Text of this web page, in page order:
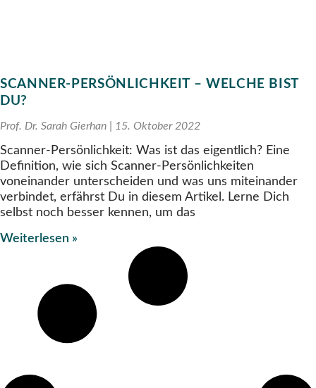
SCANNER-PERSÖNLICHKEIT – WELCHE BIST
DU?
Prof. Dr. Sarah Gierhan 15. Oktober 2022
Scanner-Persönlichkeit: Was ist das eigentlich? Eine
Definition, wie sich Scanner-Persönlichkeiten
voneinander unterscheiden und was uns miteinander
verbindet, erfährst Du in diesem Artikel. Lerne Dich
selbst noch besser kennen, um das
Weiterlesen »